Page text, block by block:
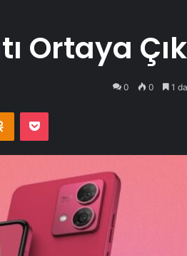
Ortaya
0 0 1
Odnoklassniki
Pocket